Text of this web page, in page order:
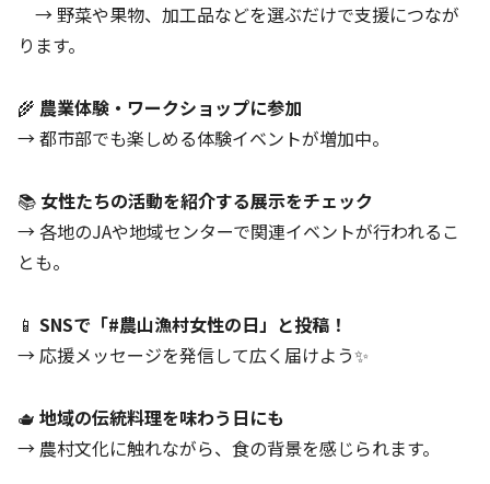
→ 野菜や果物、加工品などを選ぶだけで支援につなが
ります。
🌾 農業体験・ワークショップに参加
→ 都市部でも楽しめる体験イベントが増加中。
📚 女性たちの活動を紹介する展示をチェック
→ 各地のJAや地域センターで関連イベントが行われるこ
とも。
📱 SNSで「#農山漁村女性の日」と投稿！
→ 応援メッセージを発信して広く届けよう✨
🫖 地域の伝統料理を味わう日にも
→ 農村文化に触れながら、食の背景を感じられます。